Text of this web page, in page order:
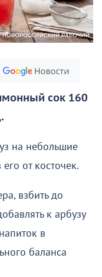
сок 160
на небольшие
от косточек.
взбить до
к арбузу
в
баланса